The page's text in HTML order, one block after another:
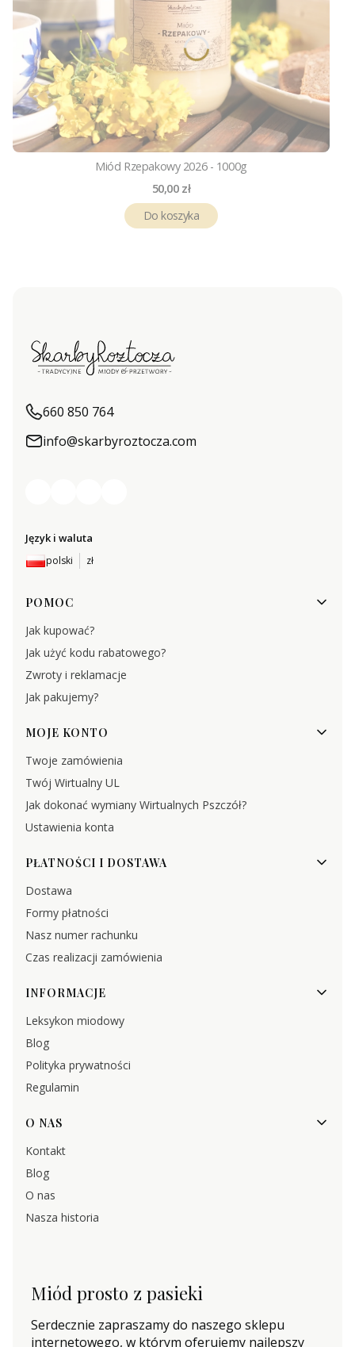
Miód Rzepakowy 2026 - 1000g
Cena
50,00 zł
Do koszyka
660 850 764
info@skarbyroztocza.com
Język i waluta
polski zł
Linki w stopce
POMOC
Jak kupować?
Jak użyć kodu rabatowego?
Zwroty i reklamacje
Jak pakujemy?
MOJE KONTO
Twoje zamówienia
Twój Wirtualny UL
Jak dokonać wymiany Wirtualnych Pszczół?
Ustawienia konta
PŁATNOŚCI I DOSTAWA
Dostawa
Formy płatności
Nasz numer rachunku
Czas realizacji zamówienia
INFORMACJE
Leksykon miodowy
Blog
Polityka prywatności
Regulamin
O NAS
Kontakt
Blog
O nas
Nasza historia
Miód prosto z pasieki
Serdecznie zapraszamy do naszego sklepu
internetowego, w którym oferujemy najlepszy